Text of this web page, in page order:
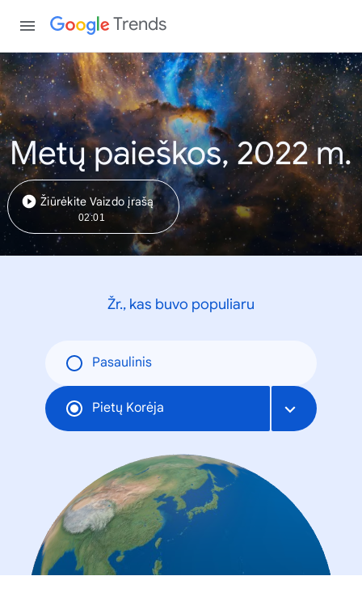
Trends
Metų paieškos, 2022 m.
Žiūrėkite Vaizdo įrašą
02:01
Žr., kas buvo populiaru
Pasaulinis
Pietų Korėja